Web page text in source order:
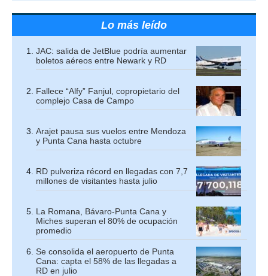
Lo más leído
JAC: salida de JetBlue podría aumentar
boletos aéreos entre Newark y RD
Fallece “Alfy” Fanjul, copropietario del
complejo Casa de Campo
Arajet pausa sus vuelos entre Mendoza
y Punta Cana hasta octubre
RD pulveriza récord en llegadas con 7,7
millones de visitantes hasta julio
La Romana, Bávaro-Punta Cana y
Miches superan el 80% de ocupación
promedio
Se consolida el aeropuerto de Punta
Cana: capta el 58% de las llegadas a
RD en julio